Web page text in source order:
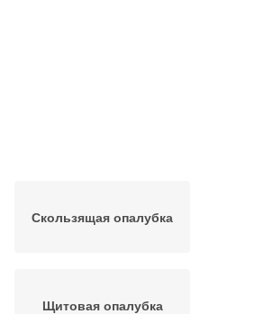
Скользящая опалубка
Щитовая опалубка